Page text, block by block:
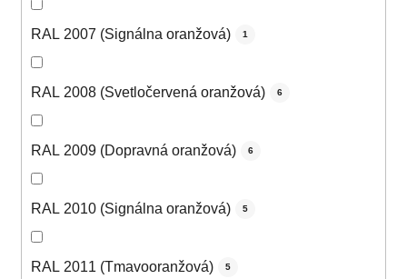
RAL 2007 (Signálna oranžová) 1
RAL 2008 (Svetločervená oranžová) 6
RAL 2009 (Dopravná oranžová) 6
RAL 2010 (Signálna oranžová) 5
RAL 2011 (Tmavooranžová) 5